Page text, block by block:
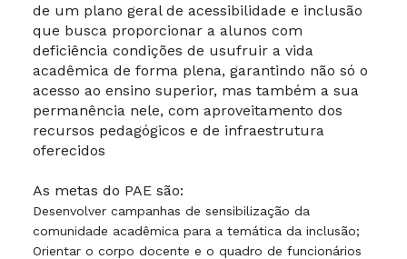
de um plano geral de acessibilidade e inclusão
que busca proporcionar a alunos com
deficiência condições de usufruir a vida
acadêmica de forma plena, garantindo não só o
acesso ao ensino superior, mas também a sua
permanência nele, com aproveitamento dos
recursos pedagógicos e de infraestrutura
oferecidos
As metas do PAE são:
Desenvolver campanhas de sensibilização da
comunidade acadêmica para a temática da inclusão;
Orientar o corpo docente e o quadro de funcionários